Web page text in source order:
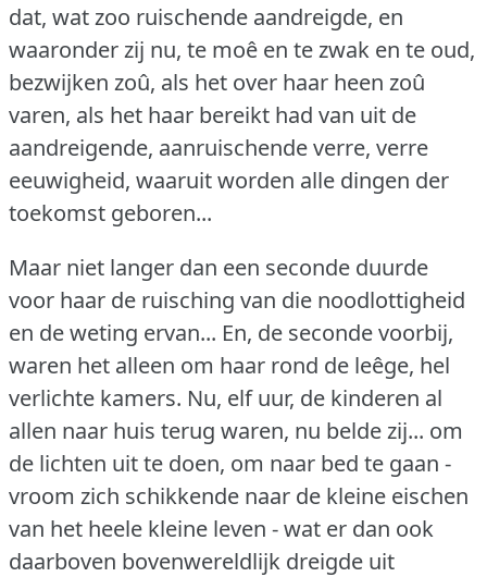
dat, wat zoo ruischende aandreigde, en
waaronder zij nu, te moê en te zwak en te oud,
bezwijken zoû, als het over haar heen zoû
varen, als het haar bereikt had van uit de
aandreigende, aanruischende verre, verre
eeuwigheid, waaruit worden alle dingen der
toekomst geboren...
Maar niet langer dan een seconde duurde
voor haar de ruisching van die noodlottigheid
en de weting ervan... En, de seconde voorbij,
waren het alleen om haar rond de leêge, hel
verlichte kamers. Nu, elf uur, de kinderen al
allen naar huis terug waren, nu belde zij... om
de lichten uit te doen, om naar bed te gaan -
vroom zich schikkende naar de kleine eischen
van het heele kleine leven - wat er dan ook
daarboven bovenwereldlijk dreigde uit